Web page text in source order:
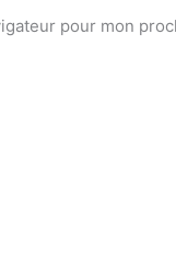
pour mon